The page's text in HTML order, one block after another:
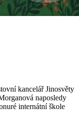
kancelář Jinosvěty
naposledy
internátní škole